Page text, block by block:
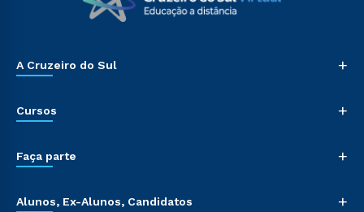
A Cruzeiro do Sul +
Cursos +
Faça parte +
Alunos, Ex-Alunos, Candidatos +